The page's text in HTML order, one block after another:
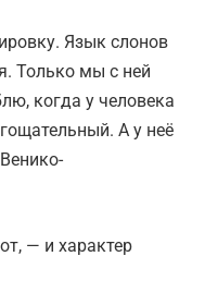
Язык слонов
Только мы с ней
когда у человека
А у неё
— и характер